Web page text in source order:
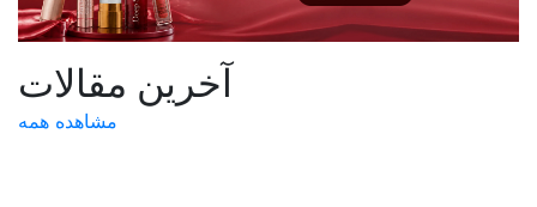
آخرین مقالات
مشاهده همه